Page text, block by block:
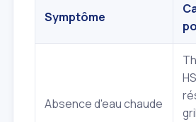
Symptôme
Absence d'eau chaude